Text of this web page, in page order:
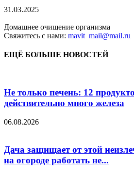
31.03.2025
Домашнее очищение организма
Свяжитесь с нами: mavit_mail@mail.ru
ЕЩЁ БОЛЬШЕ НОВОСТЕЙ
Не только печень: 12
действительно много железа
06.08.2026
Дача защищает от этой
на огороде работать не...